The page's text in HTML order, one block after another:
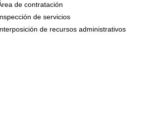
de contratación
de servicios
de recursos administrativos